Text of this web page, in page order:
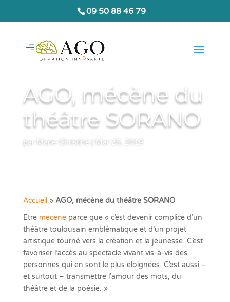
09 50 88 46 79
AGO, mécène du
théâtre SORANO
par Marie-Christine Mar 26, 2019
Accueil» AGO, mécène du théâtre SORANO
Etre mécèneparce que « c’est devenir complice d’un
théâtre toulousain emblématique et d’un projet
artistique tourné vers la création et la jeunesse. C’est
favoriser l’accès au spectacle vivant vis-à-vis des
personnes qui en sont le plus éloignées. C’est aussi –
et surtout – transmettre l’amour des mots, du
théâtre et de la poésie. »